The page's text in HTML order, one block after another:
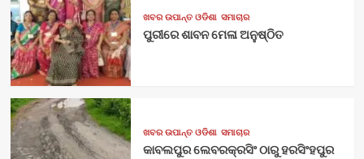
ଖବର ଉପାନ୍ତ ଓଡିଶା ସମାଚାର
ପୁରୀରେ ଶାବନ ମେଳା ଅନୁଷ୍ଠିତ
ଖବର ଉପାନ୍ତ ଓଡିଶା ସମାଚାର
କାବଲପୁର ଲେବରକ୍ରସିଂ ଠାରୁ ହରସିଂହପୁର